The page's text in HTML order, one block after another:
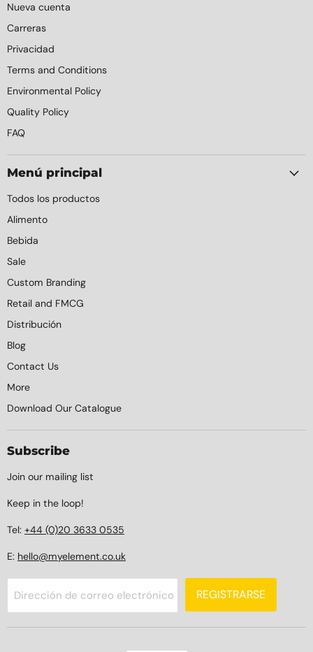
Nueva cuenta
Carreras
Privacidad
Terms and Conditions
Environmental Policy
Quality Policy
FAQ
Menú principal
Todos los productos
Alimento
Bebida
Sale
Custom Branding
Retail and FMCG
Distribución
Blog
Contact Us
More
Download Our Catalogue
Subscribe
Join our mailing list
Keep in the loop!
Tel: +44 (0)20 3633 0535
E: hello@myelement.co.uk
Dirección de correo electrónico REGISTRARSE